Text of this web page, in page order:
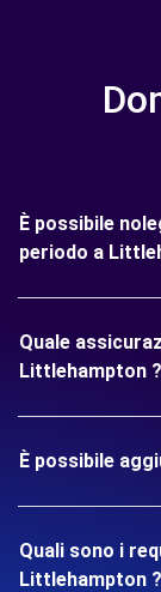
È possibile
periodo a
Quale
Littlehampton ?
È possibile
Quali sono i
Littlehampton ?